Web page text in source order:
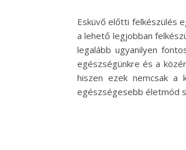
Esküvő előtti felkészülés
a lehető legjobban
legalább ugyanilyen
egészségünkre és a
hiszen ezek nemcsak a
egészségesebb életmód